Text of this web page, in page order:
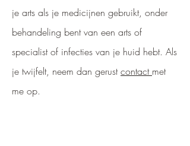
je arts als je medicijnen gebruikt, onder
behandeling bent van een arts of
specialist of infecties van je huid hebt. Als
je twijfelt, neem dan gerustcontact met
me op.